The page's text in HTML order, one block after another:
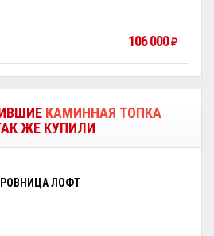
106 000₽
КАМИННАЯ ТОПКА
ЖЕ КУПИЛИ
ЛОФТ